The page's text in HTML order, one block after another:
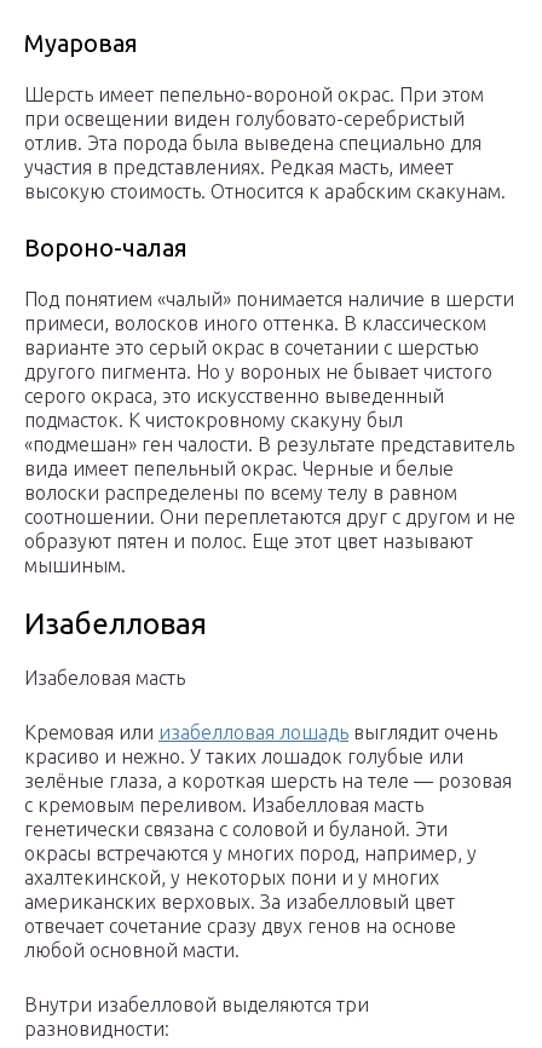
Муаровая
Шерсть имеет пепельно-вороной окрас. При этом
при освещении виден голубовато-серебристый
отлив. Эта порода была выведена специально для
участия в представлениях. Редкая масть, имеет
высокую стоимость. Относится к арабским скакунам.
Вороно-чалая
Под понятием «чалый» понимается наличие в шерсти
примеси, волосков иного оттенка. В классическом
варианте это серый окрас в сочетании с шерстью
другого пигмента. Но у вороных не бывает чистого
серого окраса, это искусственно выведенный
подмасток. К чистокровному скакуну был
«подмешан» ген чалости. В результате представитель
вида имеет пепельный окрас. Черные и белые
волоски распределены по всему телу в равном
соотношении. Они переплетаются друг с другом и не
образуют пятен и полос. Еще этот цвет называют
мышиным.
Изабелловая
Изабеловая масть
Кремовая или изабелловая лошадь выглядит очень
красиво и нежно. У таких лошадок голубые или
зелёные глаза, а короткая шерсть на теле — розовая
с кремовым переливом. Изабелловая масть
генетически связана с соловой и буланой. Эти
окрасы встречаются у многих пород, например, у
ахалтекинской, у некоторых пони и у многих
американских верховых. За изабелловый цвет
отвечает сочетание сразу двух генов на основе
любой основной масти.
Внутри изабелловой выделяются три
разновидности: